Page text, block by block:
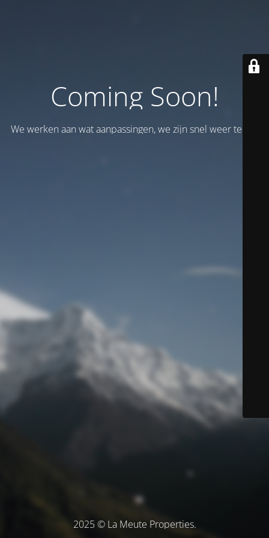
Coming Soon!
We werken aan wat aanpassingen, we zijn snel weer terug!
2025 © La Meute Properties.